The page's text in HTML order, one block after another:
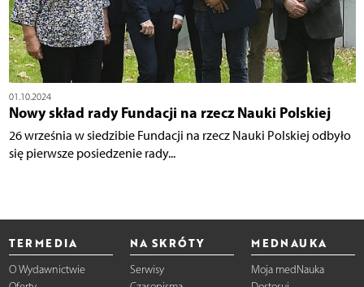
01.10.2024
Nowy skład rady Fundacji na rzecz Nauki Polskiej
26 września w siedzibie Fundacji na rzecz Nauki Polskiej odbyło
się pierwsze posiedzenie rady...
TERMEDIA
O Wydawnictwie
NA SKRÓTY
Serwisy
MEDNAUKA
Moja medNauka